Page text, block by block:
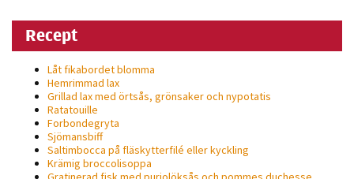
Recept
Låt fikabordet blomma
Hemrimmad lax
Grillad lax med örtsås, grönsaker och nypotatis
Ratatouille
Forbondegryta
Sjömansbiff
Saltimbocca på fläsk­ytterfilé eller kyckling
Krämig broccolisoppa
intressen och ditt
chansen att få se
anpassat innehåll
och erbjudanden.